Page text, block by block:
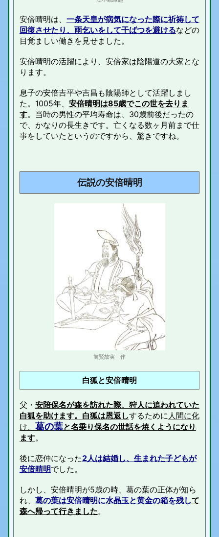
安倍晴明は、 一条天皇が病気になった際に祈祷して
回復させたり、雨乞いをして干ばつを避けるなどの
目覚ましい働きを見せました。
安倍晴明の活躍により、安倍家は陰陽道の大家とな
ります。
息子の安倍吉平や吉昌も陰陽師として活躍しまし
た。1005年、 安倍晴明は85歳でこの世を去りま
す。当時の男性の平均寿命は、30歳前後だったの
で、かなりの長生きです。亡くなる数ヶ月前まで仕
事をしていたというのですから、驚きですね。
伝説の安倍晴明
前賢故実 作
白狐と安倍晴明
父・ 安陪保名が森を訪れた際、狩人に追われていた
白狐を助けます。白狐は恩返しするために人間に化
け、 葛の葉と名乗り保名の世話を焼くようになり
ます。
後に恋仲になった2人は結婚し、生まれた子どもが
安倍晴明でした。
しかし、安倍晴明が5歳の時、葛の葉の正体が知ら
れ、 葛の葉は安倍晴明に水晶玉と黄金の箱を残して
森へ帰って行きました。